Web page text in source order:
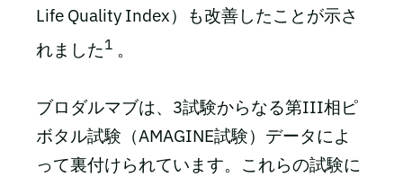
Life Quality Index）も改善したことが示さ
れました1 。
ブロダルマブは、3試験からなる第III相ピ
ボタル試験（AMAGINE試験）データによ
って裏付けられています。これらの試験に